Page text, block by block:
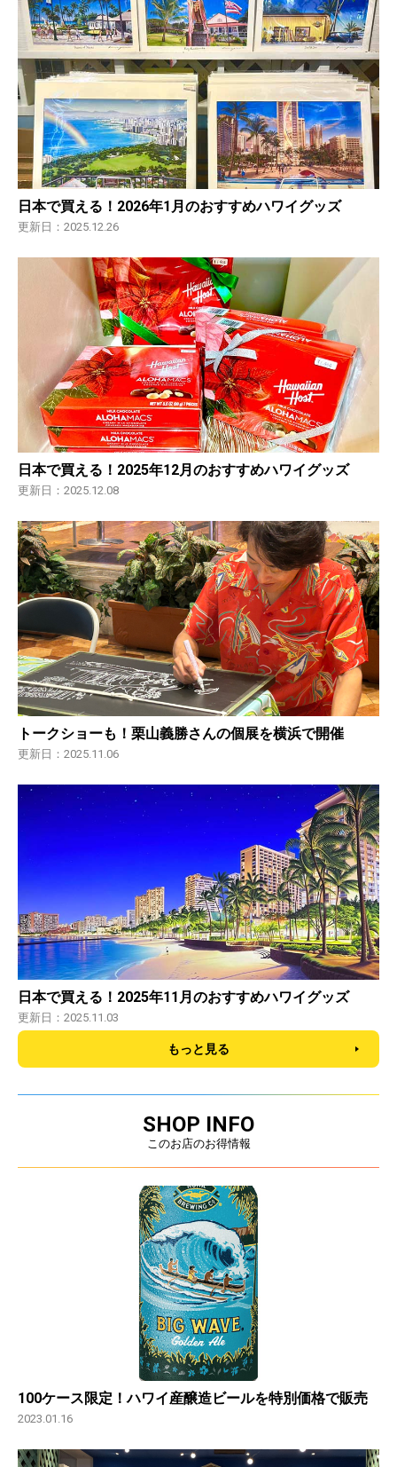
日本で買える！2026年1月のおすすめハワイグッズ
更新日：2025.12.26
日本で買える！2025年12月のおすすめハワイグッズ
更新日：2025.12.08
トークショーも！栗山義勝さんの個展を横浜で開催
更新日：2025.11.06
日本で買える！2025年11月のおすすめハワイグッズ
更新日：2025.11.03
もっと見る
SHOP INFO
このお店のお得情報
100ケース限定！ハワイ産醸造ビールを特別価格で販売
2023.01.16